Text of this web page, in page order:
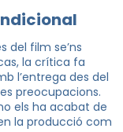
del film se’ns
la crítica fa
l’entrega des del
preocupacions.
els ha acabat de
la producció com